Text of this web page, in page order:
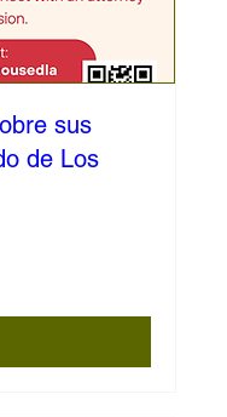
sus
de Los